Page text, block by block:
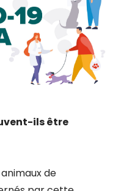
ils être
animaux de